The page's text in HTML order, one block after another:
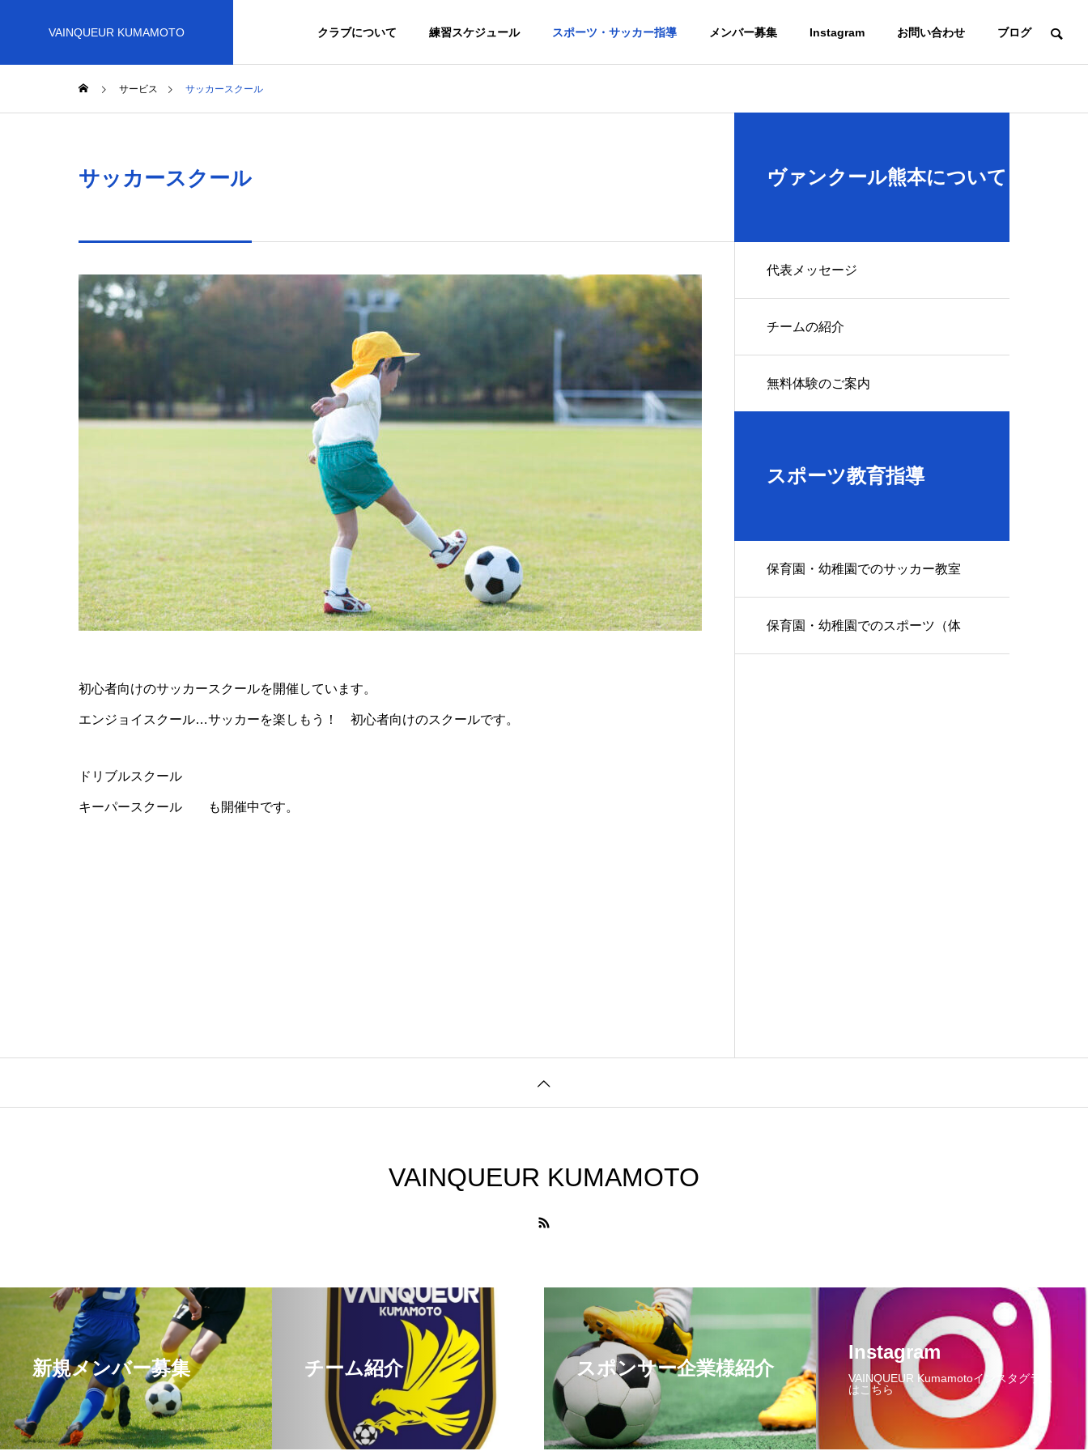
VAINQUEUR KUMAMOTO クラブについて 練習スケジュール スポーツ・サッカー指導 メンバー募集 Instagram お問い合わせ ブログ
サービス サッカースクール
サッカースクール
初心者向けのサッカースクールを開催しています。
エンジョイスクール…サッカーを楽しもう！ 初心者向けのスクールです。
ドリブルスクール
キーパースクール も開催中です。
ヴァンクール熊本について
代表メッセージ
チームの紹介
無料体験のご案内
スポーツ教育指導
保育園・幼稚園でのサッカー教室
保育園・幼稚園でのスポーツ（体
VAINQUEUR KUMAMOTO
新規メンバー募集 チーム紹介 スポンサー企業様紹介
Instagram
VAINQUEUR Kumamotoインスタグラム
はこちら